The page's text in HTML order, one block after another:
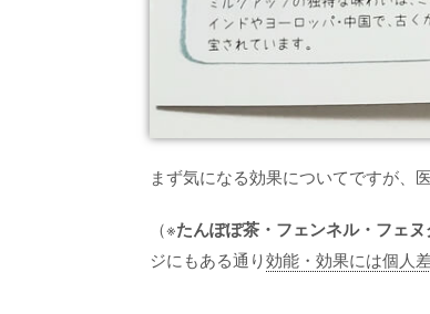
まず気になる効果についてですが、
（※たんぽぽ茶・フェンネル・フェ
ジにもある通り効能・効果には個人